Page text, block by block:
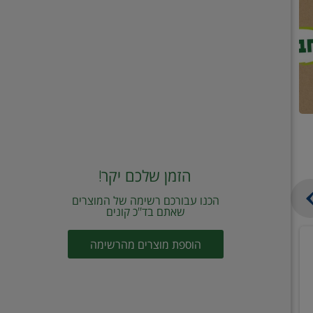
הזמן שלכם יקר!
הכנו עבורכם רשימה של המוצרים
שאתם בד"כ קונים
הוספת מוצרים מהרשימה